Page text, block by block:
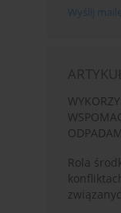
Wyślij
ODPADAMI
Rola